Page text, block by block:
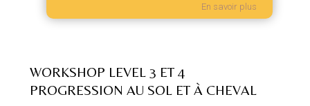
En savoir plus
WORKSHOP LEVEL 3 ET 4
PROGRESSION AU SOL ET À CHEVAL